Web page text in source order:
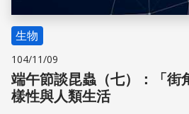
生物
104/11/09
端午節談昆蟲（七）：「街
樣性與人類生活